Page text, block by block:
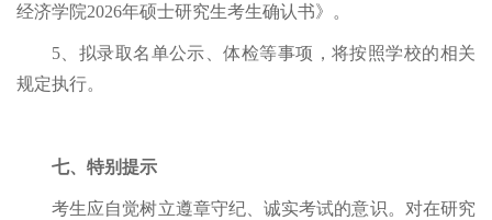
经济学院2026年硕士研究生考生确认书》。
5、拟录取名单公示、体检等事项，将按照学校的相关
规定执行。
七、特别提示
考生应自觉树立遵章守纪、诚实考试的意识。对在研究